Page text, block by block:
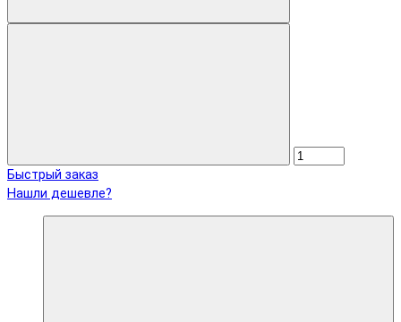
Быстрый заказ
Нашли дешевле?